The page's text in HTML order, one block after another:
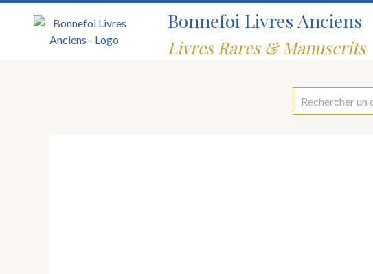
Aller
Bonnefoi Livres Anciens
Livres Rares & Manuscrits